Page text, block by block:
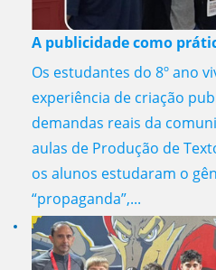
A publicidade como
Os estudantes do 8º ano
experiência de criação
demandas reais da
aulas de Produção de
os alunos estudaram o
“propaganda”,...